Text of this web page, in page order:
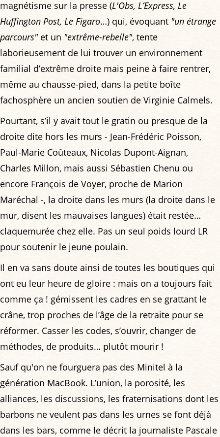
magnétisme sur la presse (L'Obs, L’Express, Le
Huffington Post, Le Figaro…) qui, évoquant "un étrange
parcours"et un "extrême-rebelle", tente
laborieusement de lui trouver un environnement
familial d’extrême droite mais peine à faire rentrer,
même au chausse-pied, dans la petite boîte
fachosphère un ancien soutien de Virginie Calmels.
Pourtant, s’il y avait tout le gratin ou presque de la
droite dite hors les murs - Jean-Frédéric Poisson,
Paul-Marie Coûteaux, Nicolas Dupont-Aignan,
Charles Millon, mais aussi Sébastien Chenu ou
encore François de Voyer, proche de Marion
Maréchal -, la droite dans les murs (la droite dans le
mur, disent les mauvaises langues) était restée…
claquemurée chez elle. Pas un seul poids lourd LR
pour soutenir le jeune poulain.
Il en va sans doute ainsi de toutes les boutiques qui
ont eu leur heure de gloire : mais on a toujours fait
comme ça ! gémissent les cadres en se grattant le
crâne, trop proches de l’âge de la retraite pour se
réformer. Casser les codes, s’ouvrir, changer de
méthodes, de produits… plutôt mourir !
Sauf qu'on ne fourguera pas des Minitel à la
génération MacBook. L’union, la porosité, les
alliances, les discussions, les fraternisations dont les
barbons ne veulent pas dans les urnes se font déjà
dans les bars, comme le décrit la journaliste Pascale